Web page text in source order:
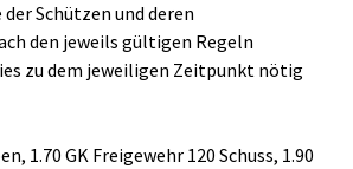
Schützen und deren
den jeweils gültigen Regeln
zu dem jeweiligen Zeitpunkt nötig
1.70 GK Freigewehr 120 Schuss, 1.90